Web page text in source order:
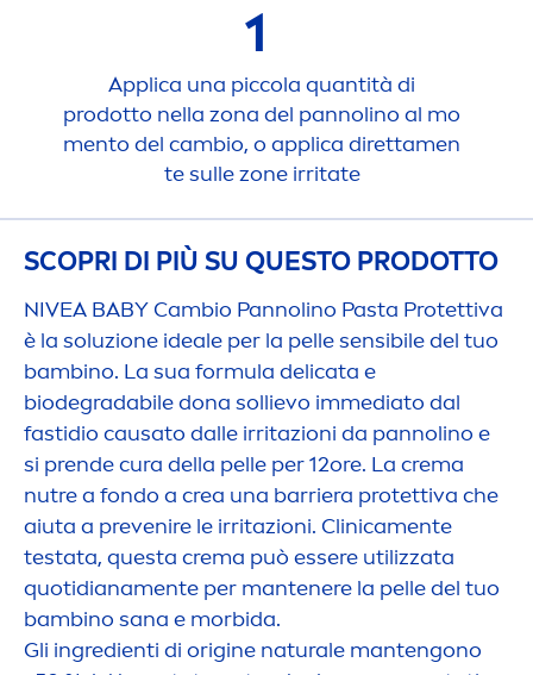
1
Applica una piccola quantità di
prodotto nella zona del pannolino al mo
mento del cambio, o applica direttamen
te sulle zone irritate
SCOPRI DI PIÙ SU QUESTO PRODOTTO
NIVEA BABY Cambio Pannolino Pasta Protettiva
è la soluzione ideale per la pelle sensibile del tuo
bambino. La sua formula delicata e
biodegradabile dona sollievo immediato dal
fastidio causato dalle irritazioni da pannolino e
si prende cura della pelle per 12ore. La crema
nutre a fondo a crea una barriera protettiva che
aiuta a prevenire le irritazioni. Clinicamente
testata, questa crema può essere utilizzata
quotidianamente per mantenere la pelle del tuo
bambino sana e morbida.
Gli ingredienti di origine naturale mantengono